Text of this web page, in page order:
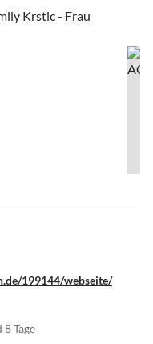
Krstic - Frau
199144/webseite/
Tage